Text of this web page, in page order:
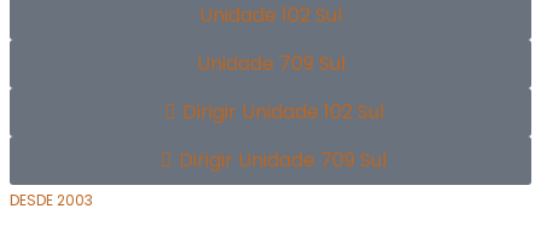
Unidade 102 Sul
Unidade 709 Sul
Dirigir Unidade 102 Sul
Dirigir Unidade 709 Sul
DESDE 2003